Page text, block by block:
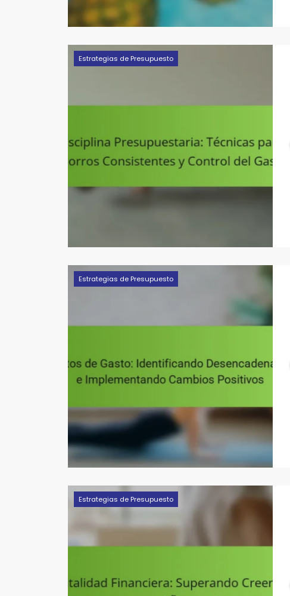
Estrategias de Presupuesto
Estrategias de Presupuesto
Estrategias de Presupuesto